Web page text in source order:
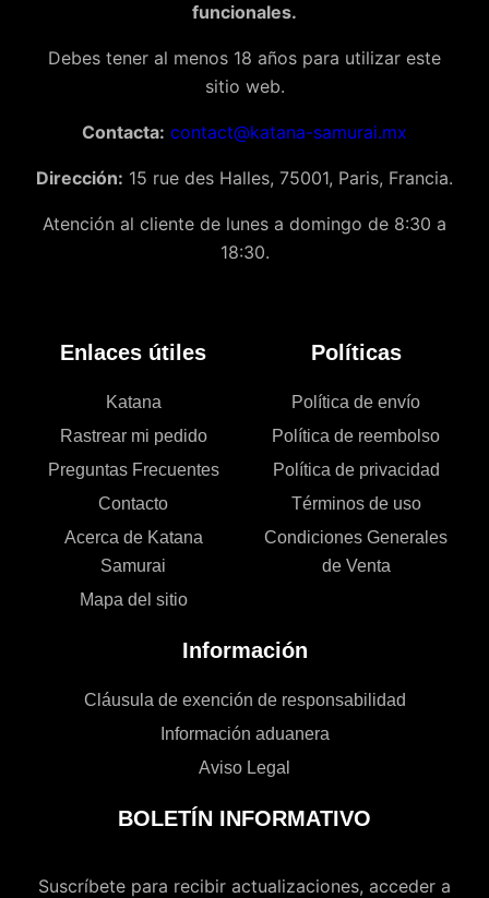
funcionales.
Debes tener al menos 18 años para utilizar este
sitio web.
Contacta: contact@katana-samurai.mx
Dirección: 15 rue des Halles, 75001, Paris, Francia.
Atención al cliente de lunes a domingo de 8:30 a
18:30.
Enlaces útiles
Katana
Rastrear mi pedido
Preguntas Frecuentes
Contacto
Acerca de Katana
Samurai
Mapa del sitio
Políticas
Política de envío
Política de reembolso
Política de privacidad
Términos de uso
Condiciones Generales
de Venta
Información
Cláusula de exención de responsabilidad
Información aduanera
Aviso Legal
BOLETÍN INFORMATIVO
Suscríbete para recibir actualizaciones, acceder a